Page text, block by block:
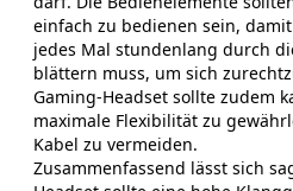
einfach zu bedienen sein,
jedes Mal stundenlang durch
blättern muss, um sich
Gaming-Headset sollte zudem
maximale Flexibilität zu
Kabel zu vermeiden.
Zusammenfassend lässt sich